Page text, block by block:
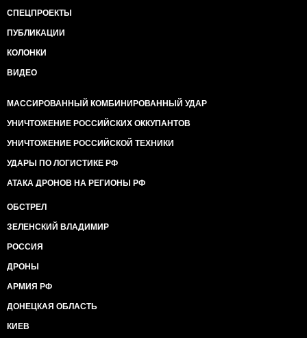
СПЕЦПРОЕКТЫ
ПУБЛИКАЦИИ
КОЛОНКИ
ВИДЕО
МАССИРОВАННЫЙ КОМБИНИРОВАННЫЙ УДАР
УНИЧТОЖЕНИЕ РОССИЙСКИХ ОККУПАНТОВ
УНИЧТОЖЕНИЕ РОССИЙСКОЙ ТЕХНИКИ
УДАРЫ ПО ЛОГИСТИКЕ РФ
АТАКА ДРОНОВ НА РЕГИОНЫ РФ
ОБСТРЕЛ
ЗЕЛЕНСКИЙ ВЛАДИМИР
РОССИЯ
ДРОНЫ
АРМИЯ РФ
ДОНЕЦКАЯ ОБЛАСТЬ
КИЕВ